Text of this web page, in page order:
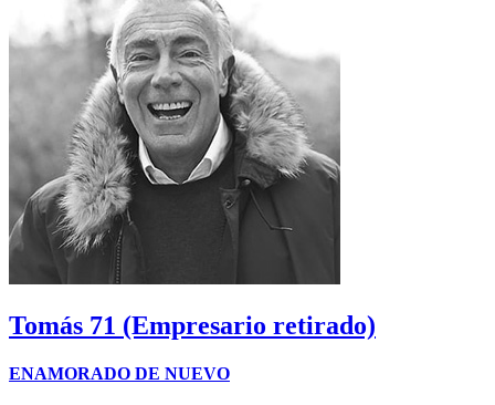
Tomás 71 (Empresario retirado)
ENAMORADO DE NUEVO